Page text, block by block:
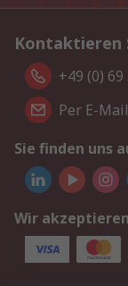
Kontaktieren
+49 (0)
Per E-
Sie finden uns
Wir